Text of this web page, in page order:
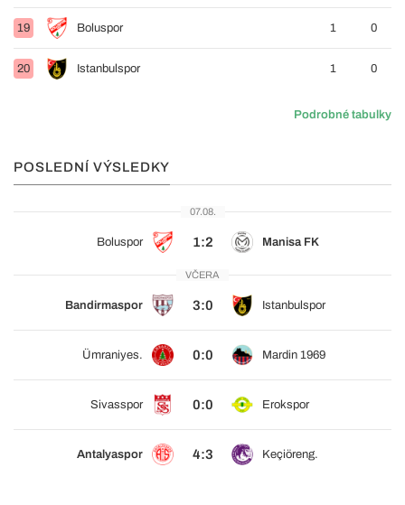
19 Boluspor 1 0
20 Istanbulspor 1 0
Podrobné tabulky
POSLEDNÍ VÝSLEDKY
07.08.
Boluspor 1:2 Manisa FK
VČERA
Bandirmaspor 3:0 Istanbulspor
Ümraniyes. 0:0 Mardin 1969
Sivasspor 0:0 Erokspor
Antalyaspor 4:3 Keçiöreng.